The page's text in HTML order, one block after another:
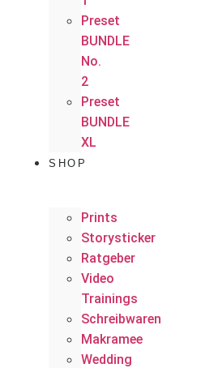
Preset
BUNDLE
No.
2
Preset
BUNDLE
XL
SHOP
Prints
Storysticker
Ratgeber
Video
Trainings
Schreibwaren
Makramee
Wedding